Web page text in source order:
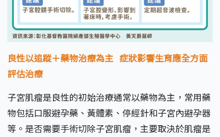
良性以追蹤＋藥物治療為主 症狀影響生育應全方面
評估治療
子宮肌瘤是良性的初始治療通常以藥物為主，常用藥
物包括口服避孕藥、黃體素、停經針和子宮內避孕器
等。是否需要手術切除子宮肌瘤，主要取決於肌瘤是